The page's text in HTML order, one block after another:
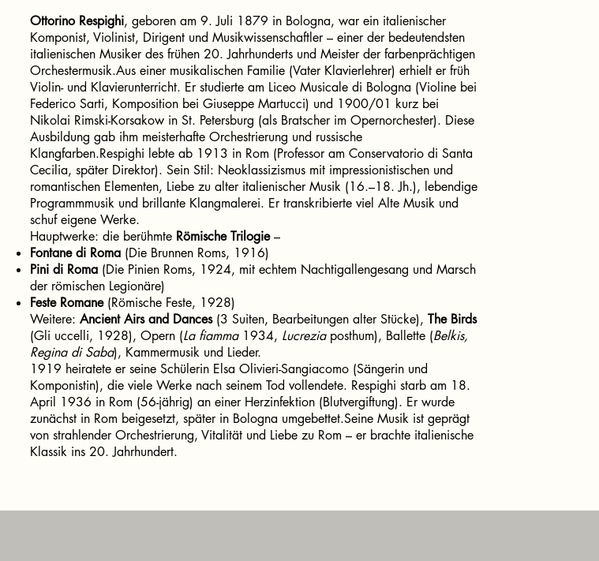
Ottorino Respighi, geboren am 9. Juli 1879 in Bologna, war ein italienischer
Komponist, Violinist, Dirigent und Musikwissenschaftler – einer der bedeutendsten
italienischen Musiker des frühen 20. Jahrhunderts und Meister der farbenprächtigen
Orchestermusik.Aus einer musikalischen Familie (Vater Klavierlehrer) erhielt er früh
Violin- und Klavierunterricht. Er studierte am Liceo Musicale di Bologna (Violine bei
Federico Sarti, Komposition bei Giuseppe Martucci) und 1900/01 kurz bei
Nikolai Rimski-Korsakow in St. Petersburg (als Bratscher im Opernorchester). Diese
Ausbildung gab ihm meisterhafte Orchestrierung und russische
Klangfarben.Respighi lebte ab 1913 in Rom (Professor am Conservatorio di Santa
Cecilia, später Direktor). Sein Stil: Neoklassizismus mit impressionistischen und
romantischen Elementen, Liebe zu alter italienischer Musik (16.–18. Jh.), lebendige
Programmmusik und brillante Klangmalerei. Er transkribierte viel Alte Musik und
schuf eigene Werke.
Hauptwerke: die berühmte Römische Trilogie–
Fontane di Roma(Die Brunnen Roms, 1916)
Pini di Roma(Die Pinien Roms, 1924, mit echtem Nachtigallengesang und Marsch
der römischen Legionäre)
Feste Romane(Römische Feste, 1928)
Weitere: Ancient Airs and Dances(3 Suiten, Bearbeitungen alter Stücke), The Birds
(Gli uccelli, 1928), Opern (La fiamma1934, Lucreziaposthum), Ballette (Belkis,
Regina di Saba), Kammermusik und Lieder.
1919 heiratete er seine Schülerin Elsa Olivieri-Sangiacomo (Sängerin und
Komponistin), die viele Werke nach seinem Tod vollendete. Respighi starb am 18.
April 1936 in Rom (56-jährig) an einer Herzinfektion (Blutvergiftung). Er wurde
zunächst in Rom beigesetzt, später in Bologna umgebettet.Seine Musik ist geprägt
von strahlender Orchestrierung, Vitalität und Liebe zu Rom – er brachte italienische
Klassik ins 20. Jahrhundert.